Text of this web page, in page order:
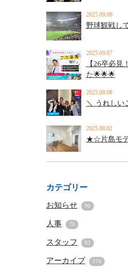
👷🚧
2025.09.09
野球観戦し
2025.09.07
【26卒必見
た🌟🌟🌟
2025.08.08
＼ うれしい
2025.08.02
★☆片島モ
カテゴリー
お知らせ 90
人事 79
スタッフ 93
アーカイブ 174